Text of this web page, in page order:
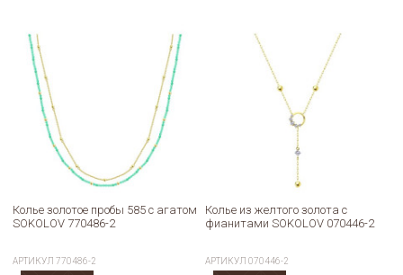
Колье золотое пробы 585 с агатом
SOKOLOV 770486-2
АРТИКУЛ770486-2
Колье из желтого золота с
фианитами SOKOLOV 070446-2
АРТИКУЛ070446-2